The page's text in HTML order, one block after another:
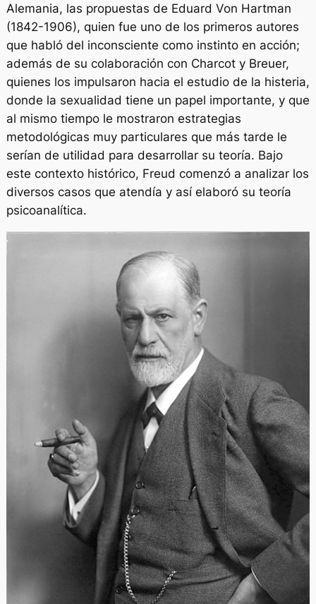
Alemania, las propuestas de Eduard Von Hartman
(1842-1906), quien fue uno de los primeros autores
que habló del inconsciente como instinto en acción;
además de su colaboración con Charcot y Breuer,
quienes los impulsaron hacia el estudio de la histeria,
donde la sexualidad tiene un papel importante, y que
al mismo tiempo le mostraron estrategias
metodológicas muy particulares que más tarde le
serían de utilidad para desarrollar su teoría. Bajo
este contexto histórico, Freud comenzó a analizar los
diversos casos que atendía y así elaboró su teoría
psicoanalítica.